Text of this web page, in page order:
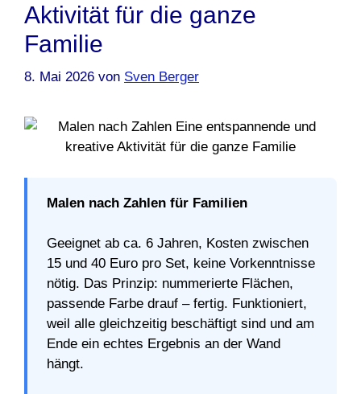
Aktivität für die ganze
Familie
8. Mai 2026 von Sven Berger
Malen nach Zahlen für Familien
Geeignet ab ca. 6 Jahren, Kosten zwischen
15 und 40 Euro pro Set, keine Vorkenntnisse
nötig. Das Prinzip: nummerierte Flächen,
passende Farbe drauf – fertig. Funktioniert,
weil alle gleichzeitig beschäftigt sind und am
Ende ein echtes Ergebnis an der Wand
hängt.